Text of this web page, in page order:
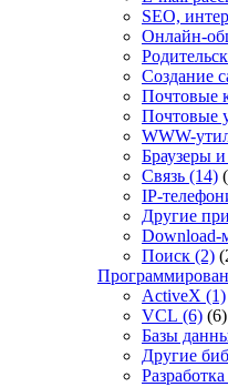
SEO,
Онлайн-
Создание
Почтовые
Почтовые
WWW-
Браузеры
Связь (14)
IP-
Другие
Download-
Поиск (2)
ActiveX (1)
VCL (6) (6)
Базы
Другие